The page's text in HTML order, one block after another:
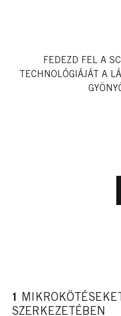
FEDEZD FEL A
TECHNOLÓGIÁJÁT A
1
SZERKEZETÉBEN